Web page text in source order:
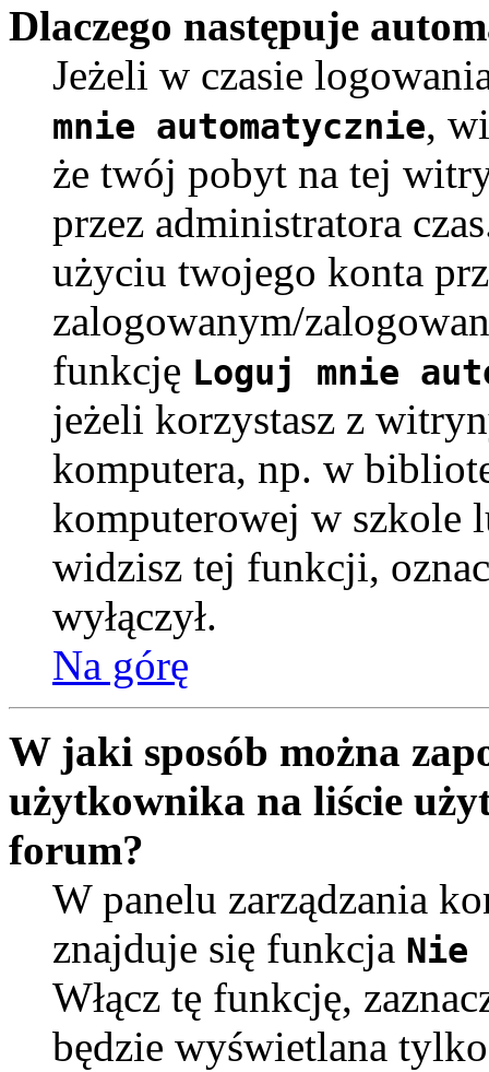
Dlaczego następuje
Jeżeli w czasie
mnie automatycznie,
że twój pobyt na tej
przez administratora
użyciu twojego konta
zalogowanym/
funkcję Loguj mnie
jeżeli korzystasz z
komputera, np. w
komputerowej w szkole
widzisz tej funkcji,
wyłączył.
Na górę
W jaki sposób można
użytkownika na liście
forum?
W panelu zarządzania
znajduje się funkcja Nie
Włącz tę funkcję,
będzie wyświetlana